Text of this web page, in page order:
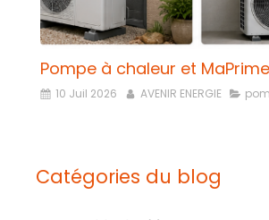
Pompe à chaleur et
10 Juil 2026 AVENIR ENERGIE
Catégories du blog